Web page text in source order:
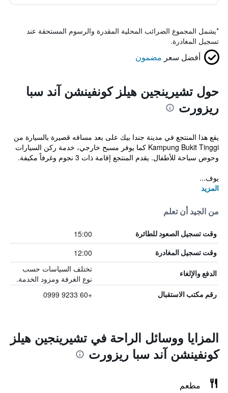
*يشمل المجموع الضرائب المحلية المقدرة والرسوم المستحقة عند
تسجيل المغادرة.
أفضل سعر مضمون
حول تشيرينجين هيلز كونفينشن آند سبا
ريزورت
يقع هذا المنتجع في مدينة جندا بيك على بعد مسافه قصيرة بالسيارة من
Kampung Bukit Tinggi كما يوفر مسبح خارجي، خدمة ركن السيارات
وحوض سباحة للأطفال. يقدم المنتجع إقامة ذات 3 نجوم وغرفاً مكيفة.
يوف...
المزيد
من الجيد أن تعلم
وقت تسجيل الصعود للطائرة 15:00
وقت تسجيل المغادرة 12:00
الدفع والإلغاء
تختلف السياسات حسب
نوع الغرفة ومزود الخدمة.
رقم مكتب الاستقبال +60 9233 0999
المزايا ووسائل الراحة في تشيرينجين هيلز
كونفينشن آند سبا ريزورت
مطعم